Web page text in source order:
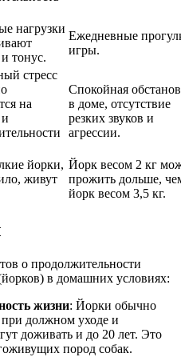
нагрузки
тонус.
Ежедневные
игры.
стресс
на
Спокойная
в доме, отсутствие
резких звуков и
агрессии.
йорки,
живут
Йорк весом 2 кг
прожить дольше,
йорк весом 3,5 кг.
о продолжительности
в домашних условиях:
жизни: Йорки обычно
должном уходе и
доживать и до 20 лет. Это
пород собак.